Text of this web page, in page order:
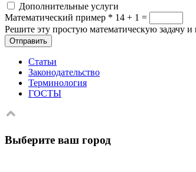
Дополнительные услуги
Математический пример * 14 + 1 =
Решите эту простую математическую задачу и
Отправить
Статьи
Законодательство
Терминология
ГОСТЫ
Выберите ваш город